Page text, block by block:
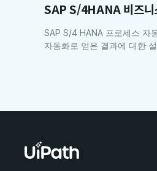
SAP S/4HANA 비즈니
SAP S/4 HANA 프로세스 자
자동화로 얻은 결과에 대한